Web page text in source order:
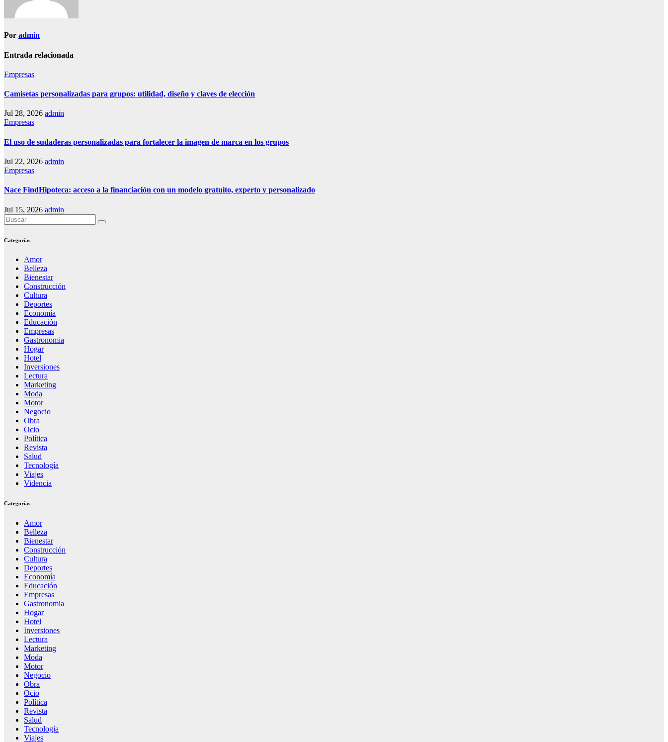
Por admin
Entrada relacionada
Empresas
Camisetas personalizadas para grupos: utilidad, diseño y claves de elección
Jul 28, 2026 admin
Empresas
El uso de sudaderas personalizadas para fortalecer la imagen de marca en los grupos
Jul 22, 2026 admin
Empresas
Nace FindHipoteca: acceso a la financiación con un modelo gratuito, experto y personalizado
Jul 15, 2026 admin
Categorías
Amor
Belleza
Bienestar
Construcción
Cultura
Deportes
Economía
Educación
Empresas
Gastronomia
Hogar
Hotel
Inversiones
Lectura
Marketing
Moda
Motor
Negocio
Obra
Ocio
Política
Revista
Salud
Tecnología
Viajes
Videncia
Categorías
Amor
Belleza
Bienestar
Construcción
Cultura
Deportes
Economía
Educación
Empresas
Gastronomia
Hogar
Hotel
Inversiones
Lectura
Marketing
Moda
Motor
Negocio
Obra
Ocio
Política
Revista
Salud
Tecnología
Viajes